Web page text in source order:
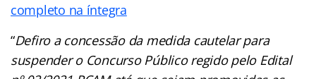
completo na íntegra
“Defiro a concessão da medida cautelar para
suspender o Concurso Público regido pelo Edital